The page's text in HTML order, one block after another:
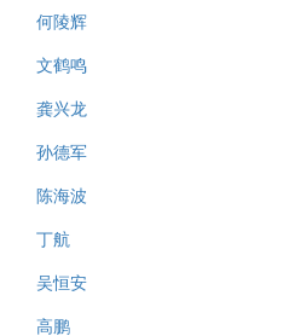
何陵辉
文鹤鸣
龚兴龙
孙德军
陈海波
丁航
吴恒安
高鹏